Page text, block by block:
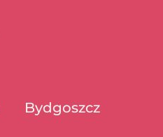
Bydgoszcz